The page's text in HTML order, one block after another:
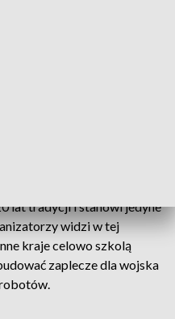
lat tradycji i stanowi jedyne
widzi w tej
kraje celowo szkolą
zaplecze dla wojska